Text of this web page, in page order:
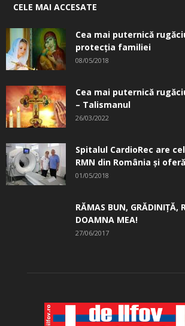
CELE MAI ACCESATE
Cea mai puternică
protecția familiei
08/05/2018
Cea mai puternică
– Talismanul
26/03/2022
Spitalul CardioRec are
RMN din România și
01/05/2018
RĂMAS BUN, GRĂDINIŢĂ,
DOAMNA MEA!
27/06/2017